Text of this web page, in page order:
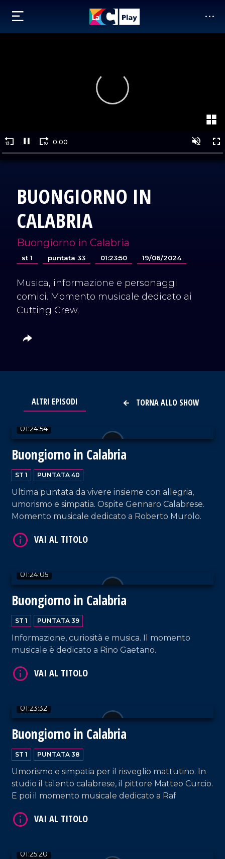
BUONGIORNO IN
CALABRIA
Buongiorno in Calabria
st 1 puntata 33 01:23:50 19/06/2024
Musica, informazione e personaggi
comici. Momento musicale dedicato ai
Cutting Crew.
TORNA ALLO SHOW
ALTRI EPISODI
01:24:54
Buongiorno in Calabria
ST 1 PUNTATA 40
Ultima puntata da vivere insieme con allegria,
umorismo e simpatia. Ospite Gennaro Calabrese.
Momento musicale dedicato a Roberto Murolo.
VAI AL TITOLO
01:24:05
Buongiorno in Calabria
ST 1 PUNTATA 39
Informazione, curiosità e musica. Il momento
musicale è dedicato a Rino Gaetano.
VAI AL TITOLO
01:23:32
Buongiorno in Calabria
ST 1 PUNTATA 38
Umorismo e simpatia per il risveglio mattutino. In
studio il talento calabrese, il pittore Matteo Curcio.
E poi il momento musicale dedicato a Raf
VAI AL TITOLO
01:25:20
VAI AL TITOLO